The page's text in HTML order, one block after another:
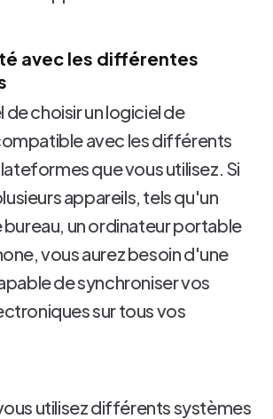
avec les différentes
de choisir un logiciel de
avec les différents
que vous utilisez. Si
appareils, tels qu'un
un ordinateur portable
vous aurez besoin d'une
de synchroniser vos
sur tous vos
utilisez différents systèmes